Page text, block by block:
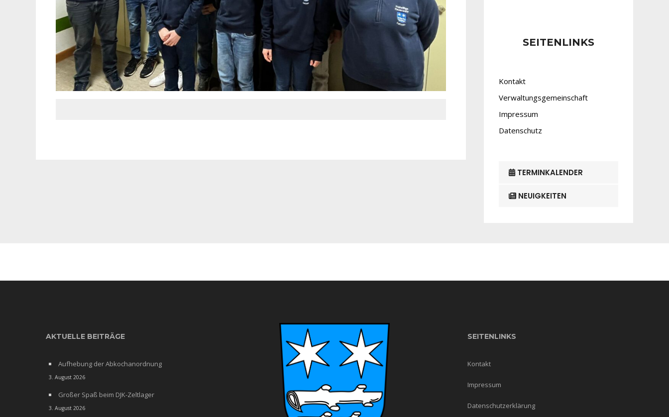
SEITENLINKS
Kontakt
Verwaltungsgemeinschaft
Impressum
Datenschutz
TERMINKALENDER
NEUIGKEITEN
AKTUELLE BEITRÄGE
Aufhebung der Abkochanordnung
3. August 2026
Großer Spaß beim DJK-Zeltlager
3. August 2026
SEITENLINKS
Kontakt
Impressum
Datenschutzerklärung